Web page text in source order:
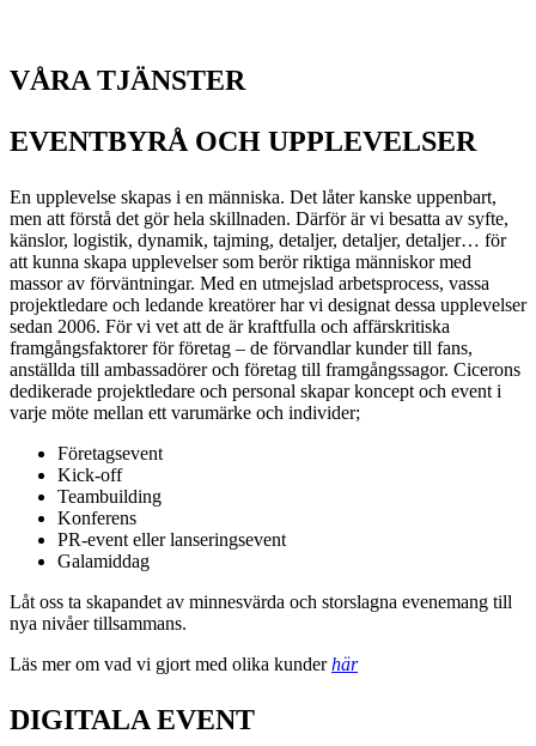
VÅRA TJÄNSTER
EVENTBYRÅ OCH UPPLEVELSER
En upplevelse skapas i en människa. Det låter kanske uppenbart,
men att förstå det gör hela skillnaden. Därför är vi besatta av syfte,
känslor, logistik, dynamik, tajming, detaljer, detaljer, detaljer… för
att kunna skapa upplevelser som berör riktiga människor med
massor av förväntningar. Med en utmejslad arbetsprocess, vassa
projektledare och ledande kreatörer har vi designat dessa upplevelser
sedan 2006. För vi vet att de är kraftfulla och affärskritiska
framgångsfaktorer för företag – de förvandlar kunder till fans,
anställda till ambassadörer och företag till framgångssagor. Cicerons
dedikerade projektledare och personal skapar koncept och event i
varje möte mellan ett varumärke och individer;
Företagsevent
Kick-off
Teambuilding
Konferens
PR-event eller lanseringsevent
Galamiddag
Låt oss ta skapandet av minnesvärda och storslagna evenemang till
nya nivåer tillsammans.
Läs mer om vad vi gjort med olika kunderhär
DIGITALA EVENT